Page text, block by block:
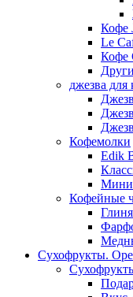
Кофе
Le
Кофе
джезва для
Кофемолки
Edik
Мини
Кофейные
Сухофрукты.